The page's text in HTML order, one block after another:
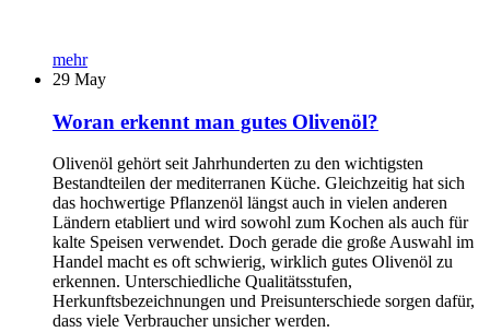
mehr
29 May
Woran erkennt man gutes Olivenöl?
Olivenöl gehört seit Jahrhunderten zu den wichtigsten
Bestandteilen der mediterranen Küche. Gleichzeitig hat sich
das hochwertige Pflanzenöl längst auch in vielen anderen
Ländern etabliert und wird sowohl zum Kochen als auch für
kalte Speisen verwendet. Doch gerade die große Auswahl im
Handel macht es oft schwierig, wirklich gutes Olivenöl zu
erkennen. Unterschiedliche Qualitätsstufen,
Herkunftsbezeichnungen und Preisunterschiede sorgen dafür,
dass viele Verbraucher unsicher werden.